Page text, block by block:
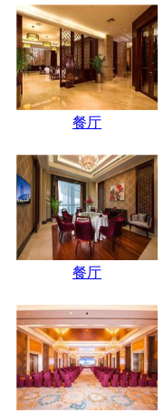
餐厅
餐厅